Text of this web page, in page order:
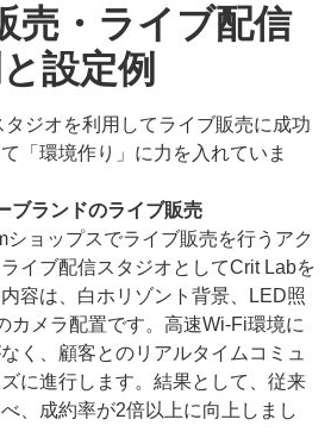
売・ライブ配信
設定例
ジオを利用してライブ販売に成功
「環境作り」に力を入れていま
ブランドのライブ販売
ショップスでライブ販売を行うアク
イブ配信スタジオとしてCrit Labを
容は、白ホリゾント背景、LED照
カメラ配置です。高速Wi-Fi環境に
く、顧客とのリアルタイムコミュ
に進行します。結果として、従来
、成約率が2倍以上に向上しまし